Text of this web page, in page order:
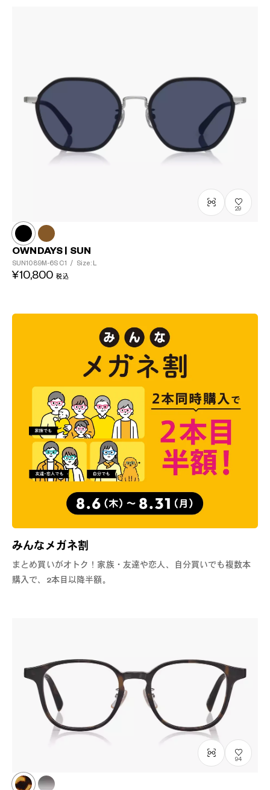
みんなメガネ割
まとめ買いがオトク！家族・友達や恋人、自分買いでも複数本
購入で、2本目以降半額。
29
OWNDAYS | SUN
SUN1089M-6S C1 / Size: L
¥10,800 税込
94